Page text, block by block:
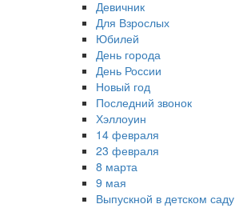
Девичник
Для Взрослых
Юбилей
День города
День России
Новый год
Последний звонок
Хэллоуин
14 февраля
23 февраля
8 марта
9 мая
Выпускной в детском саду